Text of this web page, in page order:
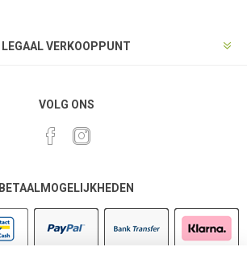
LEGAAL VERKOOPPUNT
VOLG ONS
BETAALMOGELIJKHEDEN